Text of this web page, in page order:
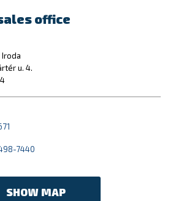
office
u. 4.
7440
SHOW MAP